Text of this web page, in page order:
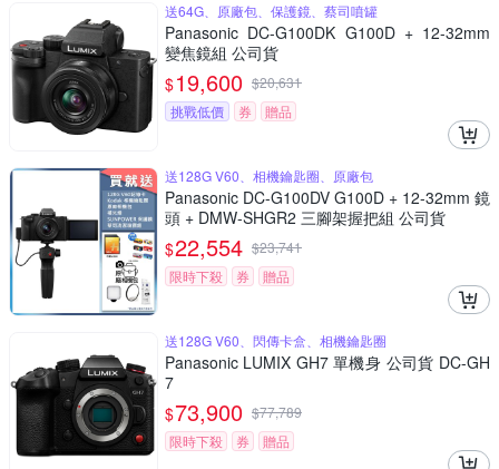
送64G、原廠包、保護鏡、蔡司噴罐
Panasonic DC-G100DK G100D + 12-32mm
變焦鏡組 公司貨
$19,600 $20,631
挑戰低價
券 贈品
送128G V60、相機鑰匙圈、原廠包
Panasonic DC-G100DV G100D + 12-32mm 鏡
頭 + DMW-SHGR2 三腳架握把組 公司貨
$22,554 $23,741
限時下殺
券 贈品
送128G V60、閃傳卡盒、相機鑰匙圈
Panasonic LUMIX GH7 單機身 公司貨 DC-GH
7
$73,900 $77,789
限時下殺
券 贈品